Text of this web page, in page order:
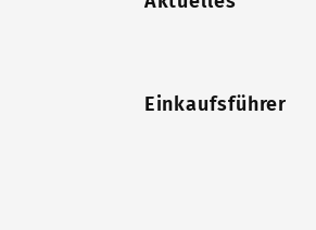
Einkaufsführer